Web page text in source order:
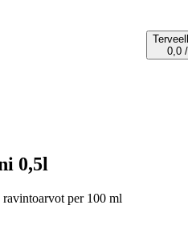
0,0
0,5l
per 100 ml